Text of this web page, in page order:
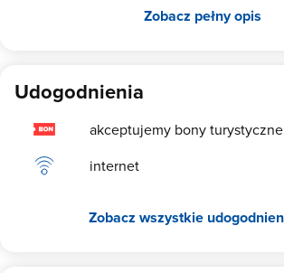
Zobacz pełny opis
Udogodnienia
akceptujemy bony turystyczne
internet
Zobacz wszystkie